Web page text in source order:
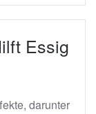
Essig
darunter